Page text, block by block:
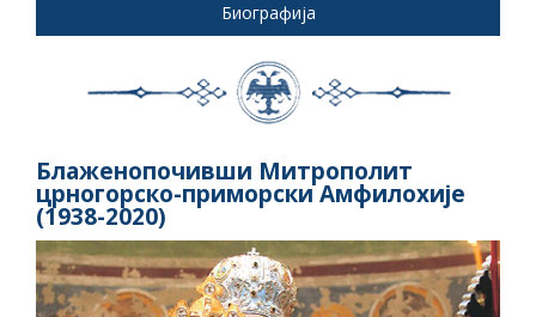
Биографија
Блаженопочивши Митрополит
црногорско-приморски Амфилохије
(1938-2020)